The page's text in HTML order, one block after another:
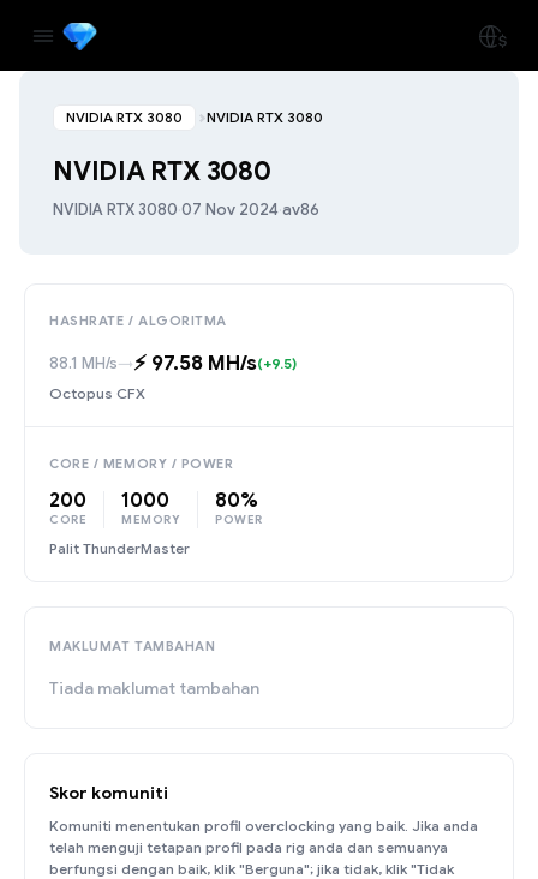
NVIDIA RTX 3080 NVIDIA RTX 3080
NVIDIA RTX 3080
NVIDIA RTX 3080·07 Nov 2024·av86
HASHRATE / ALGORITMA
88.1 MH/s→⚡️ 97.58 MH/s(+9.5)
Octopus CFX
CORE / MEMORY / POWER
200
CORE
1000
MEMORY
80%
POWER
Palit ThunderMaster
MAKLUMAT TAMBAHAN
Tiada maklumat tambahan
Skor komuniti
Komuniti menentukan profil overclocking yang baik. Jika anda
telah menguji tetapan profil pada rig anda dan semuanya
berfungsi dengan baik, klik "Berguna"; jika tidak, klik "Tidak